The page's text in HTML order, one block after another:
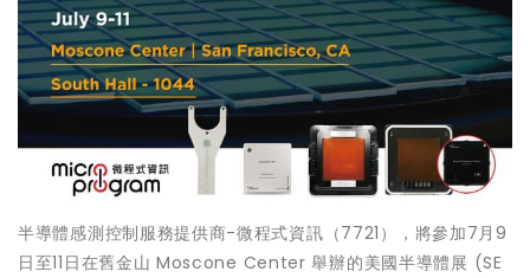
半導體感測控制服務提供商-微程式資訊（7721），將參加7月9
日至11日在舊金山 Moscone Center 舉辦的美國半導體展 (SE